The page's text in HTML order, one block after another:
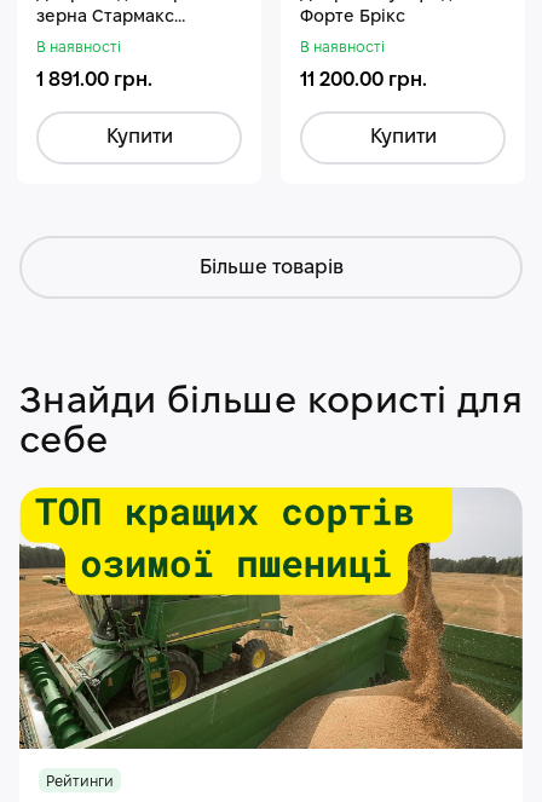
зерна Стармакс
Гуміфос
В наявності
1 891.00 грн.
Купити
Форте Брікс
В наявності
11 200.00 грн.
Купити
Більше товарів
Знайди більше користі для
себе
Рейтинги